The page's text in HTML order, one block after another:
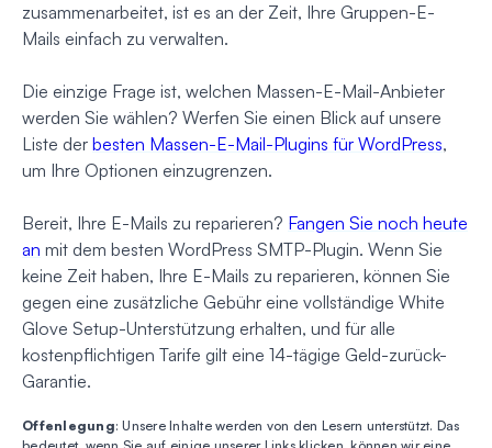
zusammenarbeitet, ist es an der Zeit, Ihre Gruppen-E-
Mails einfach zu verwalten.
Die einzige Frage ist, welchen Massen-E-Mail-Anbieter
werden Sie wählen? Werfen Sie einen Blick auf unsere
Liste der besten Massen-E-Mail-Plugins für WordPress,
um Ihre Optionen einzugrenzen.
Bereit, Ihre E-Mails zu reparieren? Fangen Sie noch heute
an mit dem besten WordPress SMTP-Plugin. Wenn Sie
keine Zeit haben, Ihre E-Mails zu reparieren, können Sie
gegen eine zusätzliche Gebühr eine vollständige White
Glove Setup-Unterstützung erhalten, und für alle
kostenpflichtigen Tarife gilt eine 14-tägige Geld-zurück-
Garantie.
Offenlegung: Unsere Inhalte werden von den Lesern unterstützt. Das